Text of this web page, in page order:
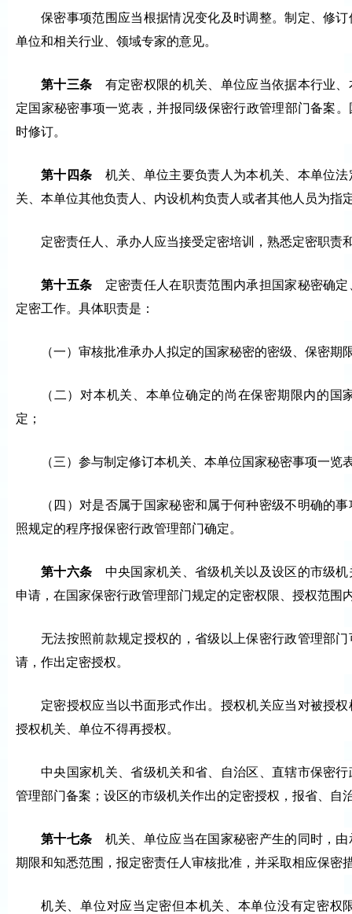
保密事项范围应当根据情况变化及时调整。制定、修
单位和相关行业、领域专家的意见。
第十三条 有定密权限的机关、单位应当依据本行业
定国家秘密事项一览表，并报同级保密行政管理部门备案
时修订。
第十四条 机关、单位主要负责人为本机关、本单位
关、本单位其他负责人、内设机构负责人或者其他人员为指
定密责任人、承办人应当接受定密培训，熟悉定密职责
第十五条 定密责任人在职责范围内承担国家秘密确
定密工作。具体职责是：
（一）审核批准承办人拟定的国家秘密的密级、保密期
（二）对本机关、本单位确定的尚在保密期限内的
定；
（三）参与制定修订本机关、本单位国家秘密事项一览
（四）对是否属于国家秘密和属于何种密级不明确的
照规定的程序报保密行政管理部门确定。
第十六条 中央国家机关、省级机关以及设区的市级
申请，在国家保密行政管理部门规定的定密权限、授权范围
无法按照前款规定授权的，省级以上保密行政管理部
请，作出定密授权。
定密授权应当以书面形式作出。授权机关应当对被授
授权机关、单位不得再授权。
中央国家机关、省级机关和省、自治区、直辖市保密
管理部门备案；设区的市级机关作出的定密授权，报省、自
第十七条 机关、单位应当在国家秘密产生的同时，
期限和知悉范围，报定密责任人审核批准，并采取相应保密
机关、单位对应当定密但本机关、本单位没有定密权